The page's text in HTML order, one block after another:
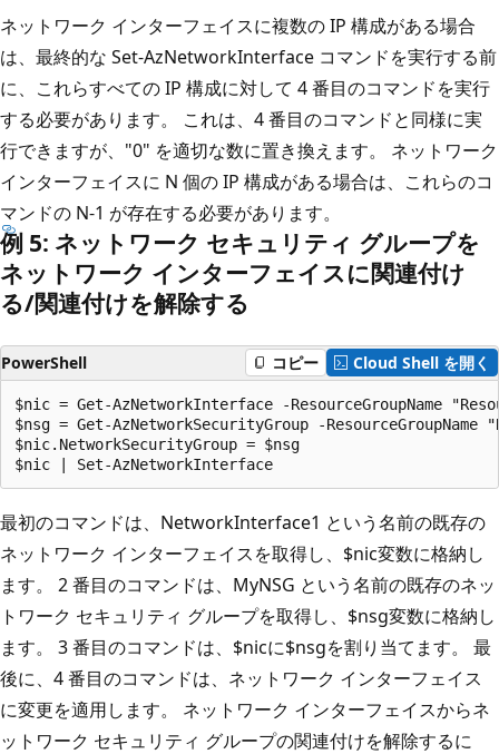
ネットワーク インターフェイスに複数の IP 構成がある場合
は、最終的な Set-AzNetworkInterface コマンドを実行する前
に、これらすべての IP 構成に対して 4 番目のコマンドを実行
する必要があります。 これは、4 番目のコマンドと同様に実
行できますが、"0" を適切な数に置き換えます。 ネットワーク
インターフェイスに N 個の IP 構成がある場合は、これらのコ
マンドの N-1 が存在する必要があります。
例 5: ネットワーク セキュリティ グループを
ネットワーク インターフェイスに関連付け
る/関連付けを解除する
PowerShell コピー Cloud Shell を開く
$nic = Get-AzNetworkInterface -ResourceGroupName
$nsg = Get-AzNetworkSecurityGroup -ResourceGroupName
$nic.NetworkSecurityGroup = $nsg
最初のコマンドは、NetworkInterface1 という名前の既存の
ネットワーク インターフェイスを取得し、$nic変数に格納し
ます。 2 番目のコマンドは、MyNSG という名前の既存のネッ
トワーク セキュリティ グループを取得し、$nsg変数に格納し
ます。 3 番目のコマンドは、$nicに$nsgを割り当てます。 最
後に、4 番目のコマンドは、ネットワーク インターフェイス
に変更を適用します。 ネットワーク インターフェイスからネ
ットワーク セキュリティ グループの関連付けを解除するに